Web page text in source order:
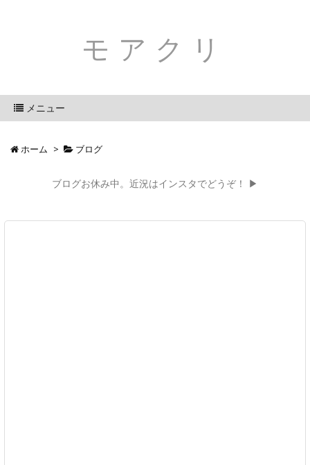
モアクリ
メニュー
ホーム > ブログ
ブログお休み中。近況はインスタでどうぞ！ ▶